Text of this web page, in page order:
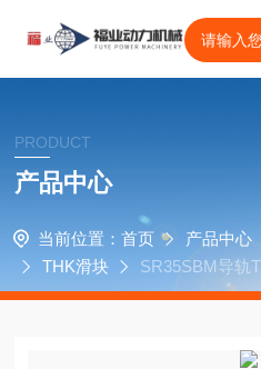
PRODUCT
产品中心
当前位置： 首页 产品中心
THK滑块
SR35SBM导轨
控选装滑块SR35SB轴承